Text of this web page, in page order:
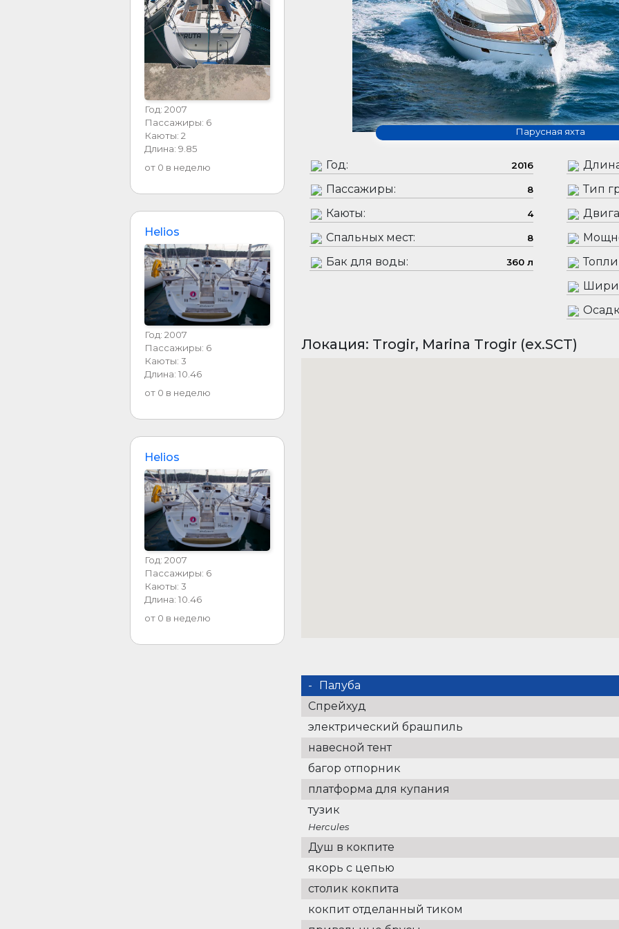
Год: 2007
Пассажиры: 6
Каюты: 2
Длина: 9.85
от 0 в неделю
Helios
Год: 2007
Пассажиры: 6
Каюты: 3
Длина: 10.46
от 0 в неделю
Helios
Год: 2007
Пассажиры: 6
Каюты: 3
Длина: 10.46
от 0 в неделю
Парусная яхта
Год: 2016
Пассажиры: 8
Каюты: 4
Спальных мест: 8
Бак для воды: 360 л
Тип
Локация: Trogir, Marina Trogir (ex.SCT)
Палуба
Спрейхуд
электрический брашпиль
навесной тент
багор отпорник
платформа для купания
тузик
Hercules
Душ в кокпите
якорь с цепью
столик кокпита
кокпит отделанный тиком